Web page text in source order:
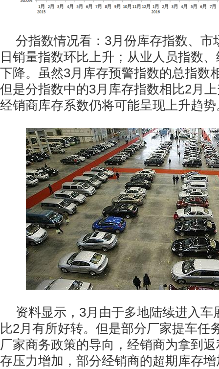
分指数情况看：3月份库存指数、市
日销量指数环比上升；从业人员指数
下降。虽然3月库存预警指数的总指数
但是分指数中的3月库存指数相比2月
经销商库存系数仍将可能呈现上升趋势
资料显示，3月由于多地陆续进入车
比2月有所好转。但是部分厂家提车任
厂家商务政策的导向，经销商为拿到
存压力增加，部分经销商的超期库存